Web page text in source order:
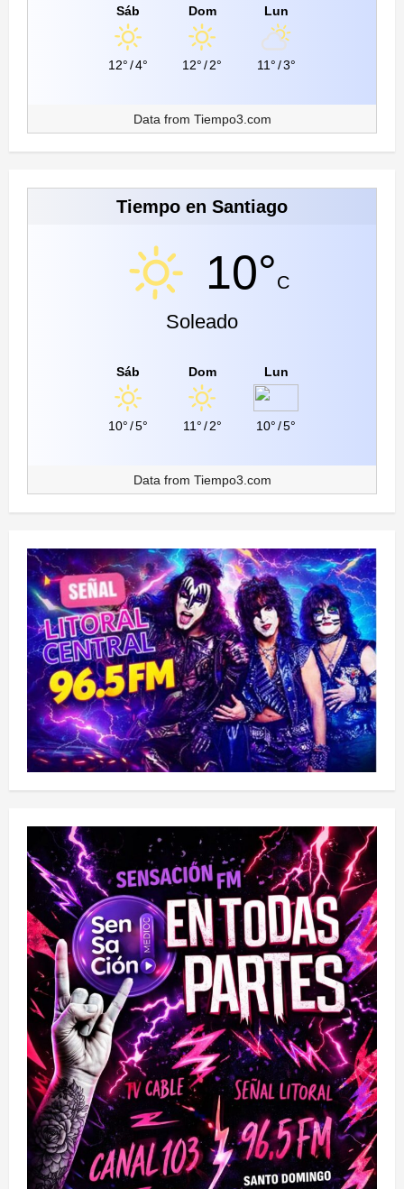
Sáb
12°/4°
Dom
12°/2°
Lun
11°/3°
Data from Tiempo3.com
Tiempo en Santiago
10°C
Soleado
Sáb
10°/5°
Dom
11°/ 2°
Lun
10°/5°
Data from Tiempo3.com